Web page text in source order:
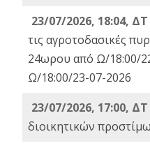
23/07/2026, 18:04, ΔΤ
τις αγροτοδασικές
24ωρου από Ω/18:00/
Ω/18:00/23-07-2026
23/07/2026, 17:00, ΔΤ
διοικητικών